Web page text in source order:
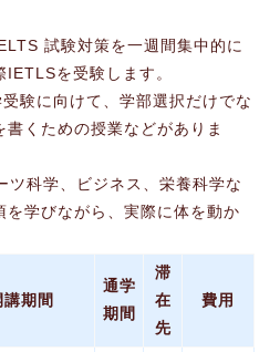
試験対策を一週間集中的に
を受験します。
験に向けて、学部選択だけでな
書くための授業などがありま
科学、ビジネス、栄養科学な
を学びながら、実際に体を動か
講期間
通学
期間
滞
在
先
費用